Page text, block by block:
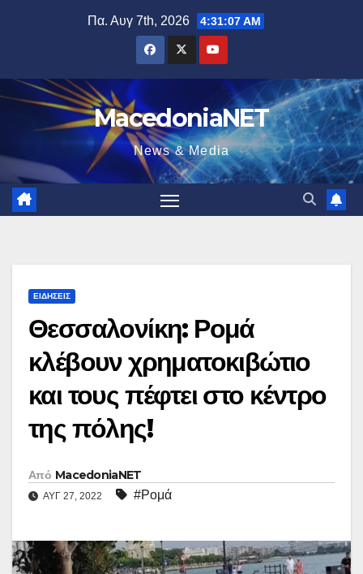
Πα. Αυγ 7th, 2026 4:31:08 AM
MacedoniaNET
News & Media
ΕΙΔΉΣΕΙΣ
Θεσσαλονίκη: Ρομά
κλέβουν χρηματοκιβώτιο
και τους πέφτει στο κέντρο
της πόλης!
Από MacedoniaNET
ΑΥΓ 27, 2022 #Ρομά